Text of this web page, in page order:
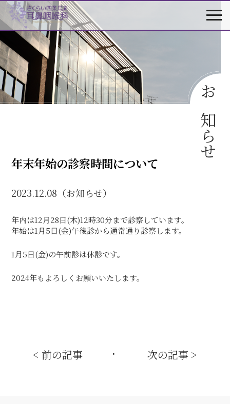
お知らせ
年末年始の診察時間について
2023.12.08（お知らせ）
年内は12月28日(木)12時30分まで診察しています。
年始は1月5日(金)午後診から通常通り診察します。
1月5日(金)の午前診は休診です。
2024年もよろしくお願いいたします。
< 前の記事 ・ 次の記事 >